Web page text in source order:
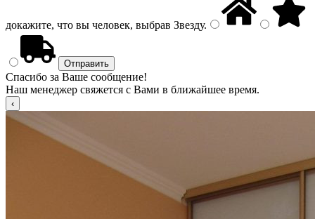
докажите, что вы человек, выбрав Звезду.
Спасибо за Ваше сообщение!
Наш менеджер свяжется с Вами в ближайшее время.